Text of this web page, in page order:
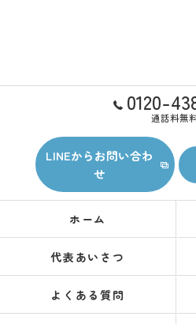
0120-
通話料無
LINEからお問い合わ
せ
ホーム
代表あいさつ
よくある質問